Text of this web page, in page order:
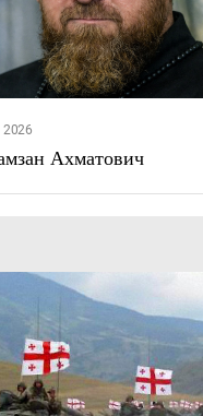
2026
Ахматович